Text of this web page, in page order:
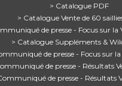
> Catalogue PDF
> Catalogue Vente de 60
de presse - Focus sur la
> Catalogue Suppléments &
de presse - Focus sur
de presse - Résultats
de presse - Résultats